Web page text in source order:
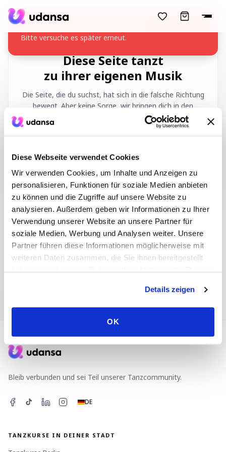
Diese Webseite verwendet Cookies
Wir verwenden Cookies, um Inhalte und Anzeigen zu
personalisieren, Funktionen für soziale Medien anbieten
zu können und die Zugriffe auf unsere Website zu
analysieren. Außerdem geben wir Informationen zu Ihrer
Verwendung unserer Website an unsere Partner für
soziale Medien, Werbung und Analysen weiter. Unsere
Partner führen diese Informationen möglicherweise mit
weiteren Daten zusammen, die Sie ihnen bereitgestellt
Details zeigen
OK
accessibility.skipToMainContent
Kurs konnte nicht geladen werden
Bitte versuche es später erneut.
Diese Seite tanzt
zu ihrer eigenen Musik
Die Seite, die du suchst, hat sich in die falsche Richtung
bewegt. Aber keine Sorge, wir bringen dich in den
richtigen Rhythmus zurück!
Home Tanzkurse
Tanzpartner:in
Bleib verbunden und sei Teil unserer Tanzcommunity.
DE
TANZKURSE IN DEINER STADT